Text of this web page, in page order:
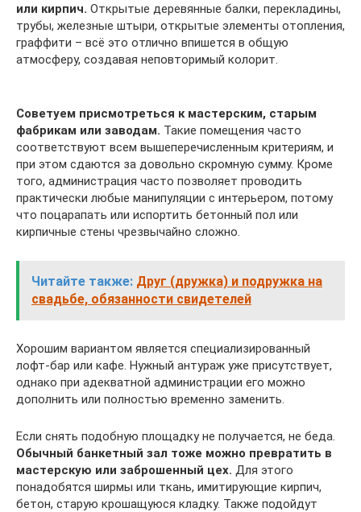
или кирпич. Открытые деревянные балки, перекладины,
трубы, железные штыри, открытые элементы отопления,
граффити – всё это отлично впишется в общую
атмосферу, создавая неповторимый колорит.
Советуем присмотреться к мастерским, старым
фабрикам или заводам. Такие помещения часто
соответствуют всем вышеперечисленным критериям, и
при этом сдаются за довольно скромную сумму. Кроме
того, администрация часто позволяет проводить
практически любые манипуляции с интерьером, потому
что поцарапать или испортить бетонный пол или
кирпичные стены чрезвычайно сложно.
Читайте также: Друг (дружка) и подружка на
свадьбе, обязанности свидетелей
Хорошим вариантом является специализированный
лофт-бар или кафе. Нужный антураж уже присутствует,
однако при адекватной администрации его можно
дополнить или полностью временно заменить.
Если снять подобную площадку не получается, не беда.
Обычный банкетный зал тоже можно превратить в
мастерскую или заброшенный цех. Для этого
понадобятся ширмы или ткань, имитирующие кирпич,
бетон, старую крошащуюся кладку. Также подойдут